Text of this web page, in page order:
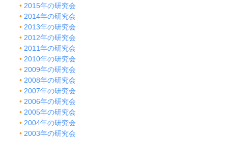
2015年の研究会
2014年の研究会
2013年の研究会
2012年の研究会
2011年の研究会
2010年の研究会
2009年の研究会
2008年の研究会
2007年の研究会
2006年の研究会
2005年の研究会
2004年の研究会
2003年の研究会